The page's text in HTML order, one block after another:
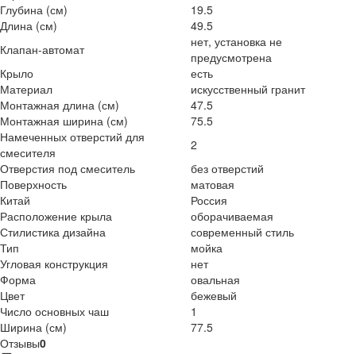
Глубина (см)
19.5
Длина (см)
49.5
Клапан-автомат
нет, установка не
предусмотрена
Крыло
есть
Материал
искусственный гранит
Монтажная длина (см)
47.5
Монтажная ширина (см)
75.5
Намеченных отверстий для
смесителя
2
Отверстия под смеситель
без отверстий
Поверхность
матовая
Китай
Россия
Расположение крыла
оборачиваемая
Стилистика дизайна
современный стиль
Тип
мойка
Угловая конструкция
нет
Форма
овальная
Цвет
бежевый
Число основных чаш
1
Ширина (см)
77.5
Отзывы0